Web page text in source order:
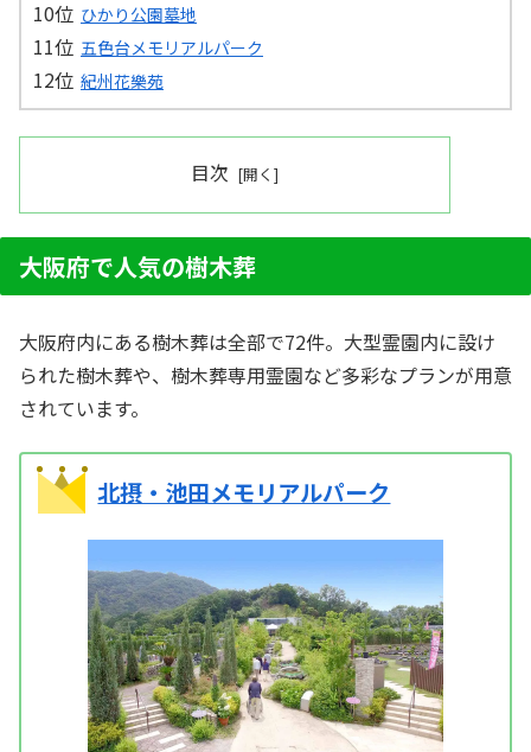
ひかり公園墓地
五色台メモリアルパーク
紀州花樂苑
目次
大阪府で人気の樹木葬
大阪府内にある樹木葬は全部で72件。大型霊園内に設け
られた樹木葬や、樹木葬専用霊園など多彩なプランが用意
されています。
北摂・池田メモリアルパーク